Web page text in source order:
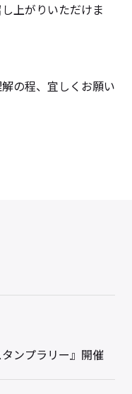
上がりいただけま
の程、宜しくお願い
ンプラリー』開催